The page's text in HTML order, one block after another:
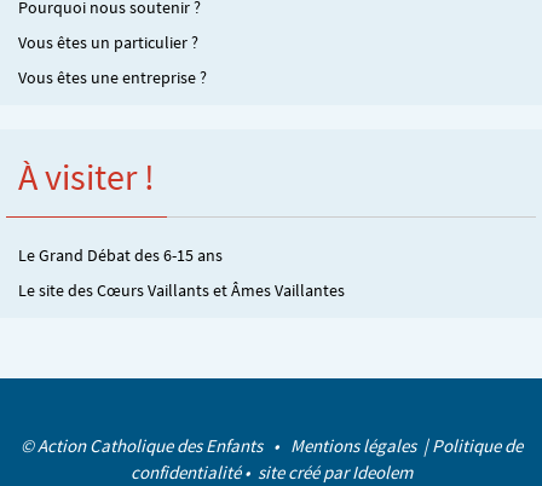
Pourquoi nous soutenir ?
Vous êtes un particulier ?
Vous êtes une entreprise ?
À visiter !
Le Grand Débat des 6-15 ans
Le site des Cœurs Vaillants et Âmes Vaillantes
© Action Catholique des Enfants • Mentions légales |Politique de
confidentialité• site créé parIdeolem